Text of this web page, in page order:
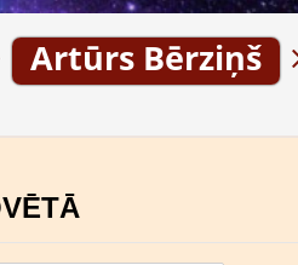
Artūrs Bērziņš